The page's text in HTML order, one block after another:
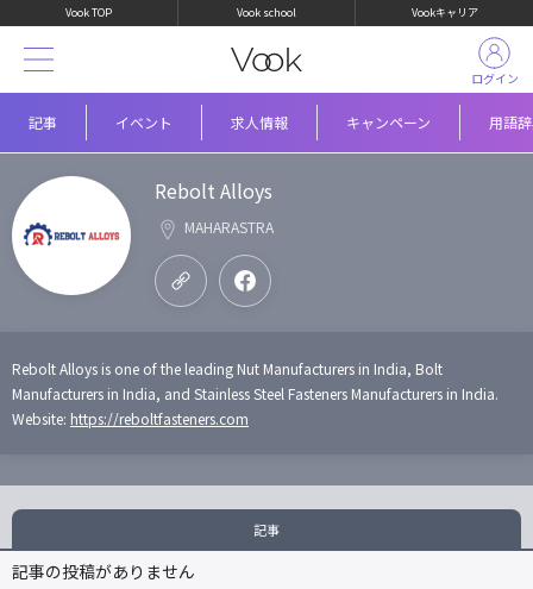
Vook TOP Vook school Vookキャリア
記事 イベント 求人情報 キャンペーン 用語
ログイン
Rebolt Alloys
MAHARASTRA
Rebolt Alloys is one of the leading Nut Manufacturers in India, Bolt
Manufacturers in India, and Stainless Steel Fasteners Manufacturers in India.
Website: https://reboltfasteners.com
記事
記事の投稿がありません